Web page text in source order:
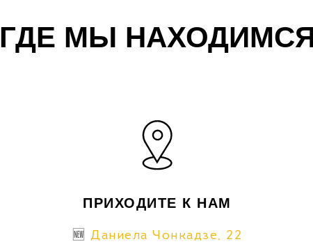
ГДЕ МЫ
ПРИХОДИТЕ К НАМ
🆕 Даниела Чонкадзе, 22